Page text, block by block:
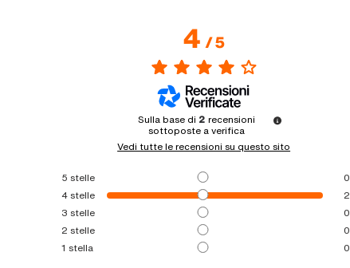
4/5
Sulla base di 2 recensioni
sottoposte a verifica
Vedi tutte le recensioni su questo sito
5 stelle
0
4stelle
2
3 stelle
0
2 stelle
0
1 stella 0